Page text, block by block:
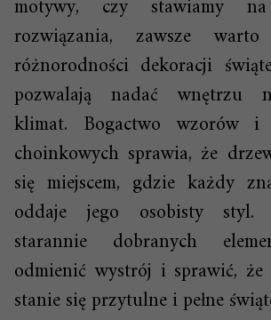
motywy, czy stawiamy na
rozwiązania, zawsze
różnorodności dekoracji
pozwalają nadać wnętrzu
klimat. Bogactwo wzorów
choinkowych sprawia, że
się miejscem, gdzie każdy
oddaje jego osobisty
starannie dobranych
odmienić wystrój i sprawić, że
stanie się przytulne i pełne